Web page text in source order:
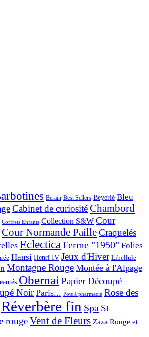
Berain Best Sellers Beyerlé Bleu
Cabinet de curiositéChambord
Coffrets Enfants Collection S&W Cour
Cour Normande PailleCraquelés
EclecticaFerme "1950" Folies
Hansi Henri IV Jeux d'Hiver Libellule
Montagne Rouge Montée à l'Alpage
ObernaiPapier Découpé
Noir Paris... Pots à pharmacie Rose des
Réverbère fin Spa St
rougeVent de Fleurs Zaza Rouge et